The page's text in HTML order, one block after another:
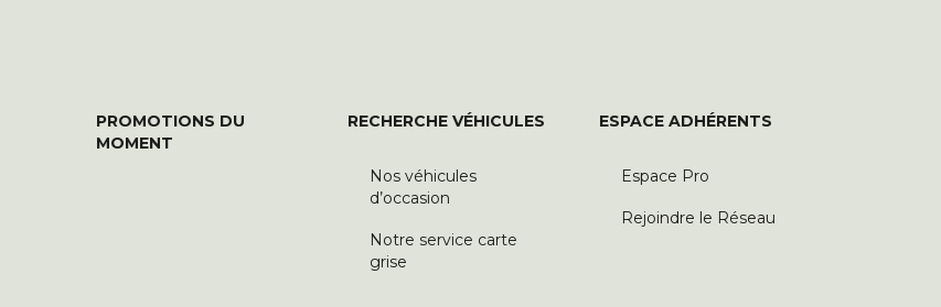
PROMOTIONS DU
MOMENT
RECHERCHE VÉHICULES
Nos véhicules
d’occasion
Notre service carte
grise
ESPACE ADHÉRENTS
Espace Pro
Rejoindre le Réseau